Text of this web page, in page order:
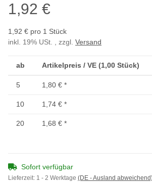
1,92 €
1,92 € pro 1 Stück
inkl. 19% USt. , zzgl. Versand
ab Artikelpreis / VE (1,00 Stück)
5 1,80 € *
10 1,74 € *
20 1,68 € *
Sofort verfügbar
Lieferzeit: 1 - 2 Werktage (DE - Ausland